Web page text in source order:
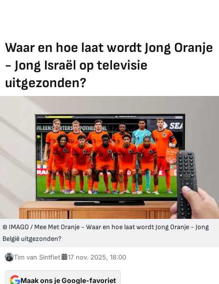
Waar en hoe laat wordt Jong Oranje
- Jong Israël op televisie
uitgezonden?
© IMAGO / Mee Met Oranje - Waar en hoe laat wordt Jong Oranje - Jong
België uitgezonden?
Tim van Sintfiet 17 nov. 2025, 18:00
Maak ons je Google-favoriet